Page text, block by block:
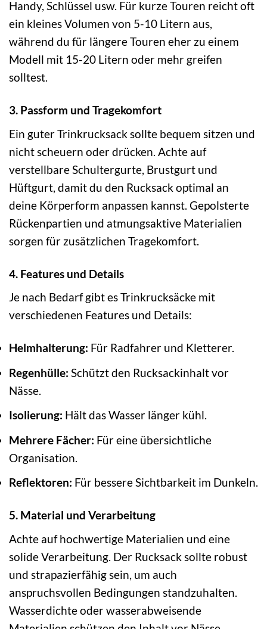
Handy, Schlüssel usw. Für kurze Touren reicht oft
ein kleines Volumen von 5-10 Litern aus,
während du für längere Touren eher zu einem
Modell mit 15-20 Litern oder mehr greifen
solltest.
3. Passform und Tragekomfort
Ein guter Trinkrucksack sollte bequem sitzen und
nicht scheuern oder drücken. Achte auf
verstellbare Schultergurte, Brustgurt und
Hüftgurt, damit du den Rucksack optimal an
deine Körperform anpassen kannst. Gepolsterte
Rückenpartien und atmungsaktive Materialien
sorgen für zusätzlichen Tragekomfort.
4. Features und Details
Je nach Bedarf gibt es Trinkrucksäcke mit
verschiedenen Features und Details:
Helmhalterung: Für Radfahrer und Kletterer.
Regenhülle: Schützt den Rucksackinhalt vor
Nässe.
Isolierung: Hält das Wasser länger kühl.
Mehrere Fächer: Für eine übersichtliche
Organisation.
Reflektoren: Für bessere Sichtbarkeit im Dunkeln.
5. Material und Verarbeitung
Achte auf hochwertige Materialien und eine
solide Verarbeitung. Der Rucksack sollte robust
und strapazierfähig sein, um auch
anspruchsvollen Bedingungen standzuhalten.
Wasserdichte oder wasserabweisende